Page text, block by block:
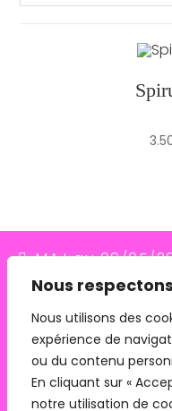
Nous
Nous utilisons des
expérience de
ou du contenu
En cliquant sur «
notre utilisation de
MAJ au 09/05/
plus le
redressement
n'assurent plus
07/05/26). Pour
remise en main